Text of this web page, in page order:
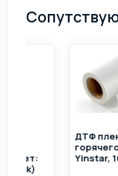
ДТФ пленка
горячего отрыва
Yinstar, 100х0.3, м